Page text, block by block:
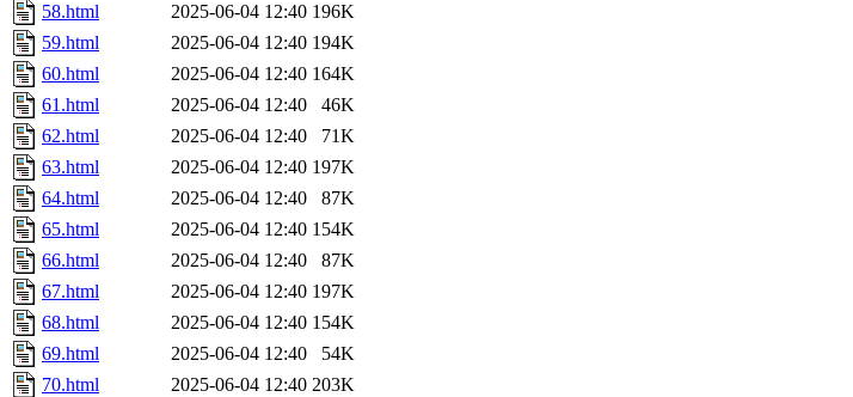
58.html
2025-06-04 12:40 196K
59.html
2025-06-04 12:40 194K
60.html
2025-06-04 12:40 164K
61.html
2025-06-04 12:40
46K
62.html
2025-06-04 12:40
71K
63.html
2025-06-04 12:40 197K
64.html
2025-06-04 12:40
87K
65.html
2025-06-04 12:40 154K
66.html
2025-06-04 12:40
87K
67.html
2025-06-04 12:40 197K
68.html
2025-06-04 12:40 154K
69.html
2025-06-04 12:40
54K
70.html
2025-06-04 12:40 203K